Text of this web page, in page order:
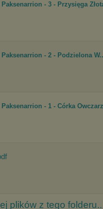
- 3 - Przysięga
- 2 - Podzielona
- 1 - Córka
plików z tego